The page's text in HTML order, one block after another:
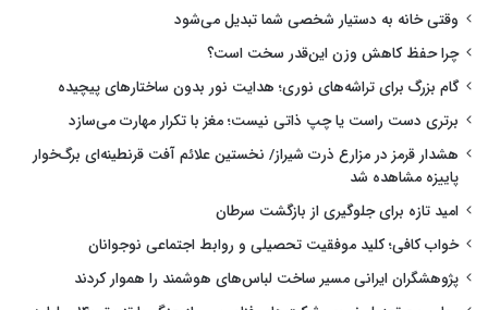
وقتی خانه به دستیار شخصی شما تبدیل می‌شود
چرا حفظ کاهش وزن این‌قدر سخت است؟
گام بزرگ برای تراشه‌های نوری؛ هدایت نور بدون ساختارهای پیچیده
برتری دست راست یا چپ ذاتی نیست؛ مغز با تکرار مهارت می‌سازد
هشدار قرمز در مزارع ذرت شیراز/ نخستین علائم آفت قرنطینه‌ای برگ‌خوار
پاییزه مشاهده شد
امید تازه برای جلوگیری از بازگشت سرطان
خواب کافی؛ کلید موفقیت تحصیلی و روابط اجتماعی نوجوانان
پژوهشگران ایرانی مسیر ساخت لباس‌های هوشمند را هموار کردند